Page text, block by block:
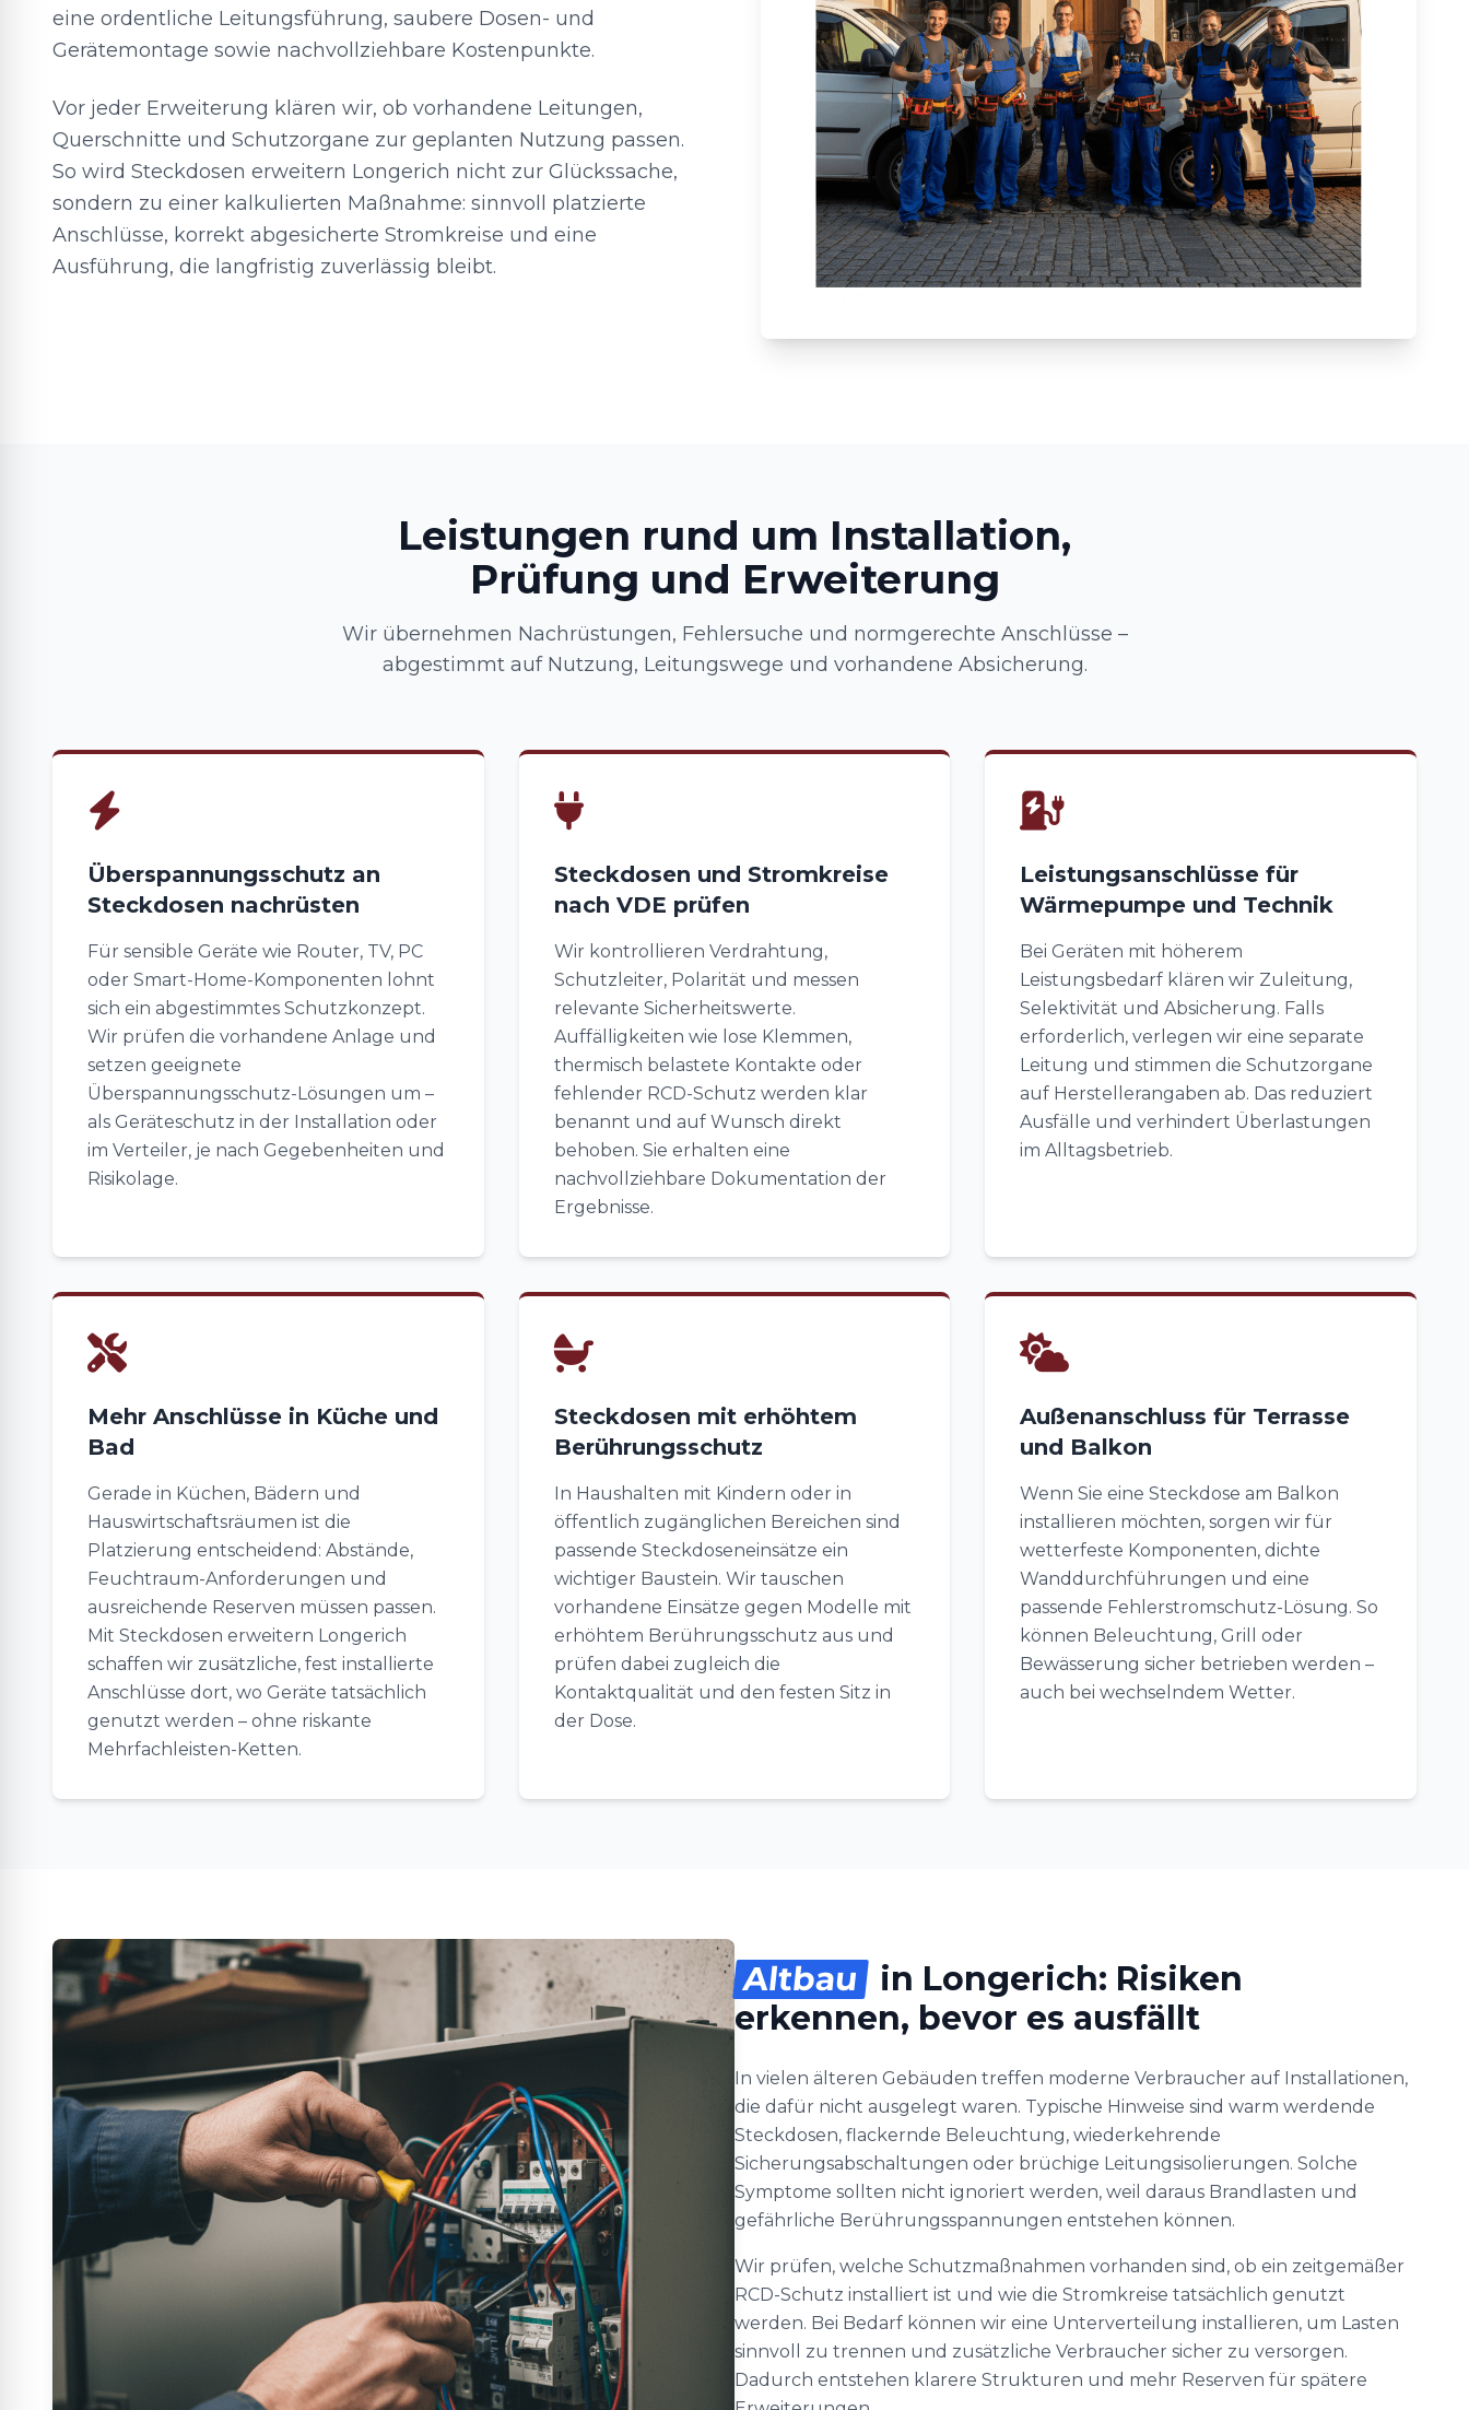
eine ordentliche Leitungsführung, saubere Dosen- und
Gerätemontage sowie nachvollziehbare Kostenpunkte.
Vor jeder Erweiterung klären wir, ob vorhandene Leitungen,
Querschnitte und Schutzorgane zur geplanten Nutzung passen.
So wird Steckdosen erweitern Longerich nicht zur Glückssache,
sondern zu einer kalkulierten Maßnahme: sinnvoll platzierte
Anschlüsse, korrekt abgesicherte Stromkreise und eine
Ausführung, die langfristig zuverlässig bleibt.
Leistungen rund um Installation,
Prüfung und Erweiterung
Wir übernehmen Nachrüstungen, Fehlersuche und normgerechte Anschlüsse –
abgestimmt auf Nutzung, Leitungswege und vorhandene Absicherung.
Überspannungsschutz an
Steckdosen nachrüsten
Für sensible Geräte wie Router, TV, PC
oder Smart-Home-Komponenten lohnt
sich ein abgestimmtes Schutzkonzept.
Wir prüfen die vorhandene Anlage und
setzen geeignete
Überspannungsschutz-Lösungen um –
als Geräteschutz in der Installation oder
im Verteiler, je nach Gegebenheiten und
Risikolage.
Steckdosen und Stromkreise
nach VDE prüfen
Wir kontrollieren Verdrahtung,
Schutzleiter, Polarität und messen
relevante Sicherheitswerte.
Auffälligkeiten wie lose Klemmen,
thermisch belastete Kontakte oder
fehlender RCD-Schutz werden klar
benannt und auf Wunsch direkt
behoben. Sie erhalten eine
nachvollziehbare Dokumentation der
Ergebnisse.
Leistungsanschlüsse für
Wärmepumpe und Technik
Bei Geräten mit höherem
Leistungsbedarf klären wir Zuleitung,
Selektivität und Absicherung. Falls
erforderlich, verlegen wir eine separate
Leitung und stimmen die Schutzorgane
auf Herstellerangaben ab. Das reduziert
Ausfälle und verhindert Überlastungen
im Alltagsbetrieb.
Mehr Anschlüsse in Küche und
Bad
Gerade in Küchen, Bädern und
Hauswirtschaftsräumen ist die
Platzierung entscheidend: Abstände,
Feuchtraum-Anforderungen und
ausreichende Reserven müssen passen.
Mit Steckdosen erweitern Longerich
schaffen wir zusätzliche, fest installierte
Anschlüsse dort, wo Geräte tatsächlich
genutzt werden – ohne riskante
Mehrfachleisten-Ketten.
Steckdosen mit erhöhtem
Berührungsschutz
In Haushalten mit Kindern oder in
öffentlich zugänglichen Bereichen sind
passende Steckdoseneinsätze ein
wichtiger Baustein. Wir tauschen
vorhandene Einsätze gegen Modelle mit
erhöhtem Berührungsschutz aus und
prüfen dabei zugleich die
Kontaktqualität und den festen Sitz in
der Dose.
Außenanschluss für Terrasse
und Balkon
Wenn Sie eine Steckdose am Balkon
installieren möchten, sorgen wir für
wetterfeste Komponenten, dichte
Wanddurchführungen und eine
passende Fehlerstromschutz-Lösung. So
können Beleuchtung, Grill oder
Bewässerung sicher betrieben werden –
auch bei wechselndem Wetter.
Altbau
in Longerich: Risiken
erkennen, bevor es ausfällt
In vielen älteren Gebäuden treffen moderne Verbraucher auf Installationen,
die dafür nicht ausgelegt waren. Typische Hinweise sind warm werdende
Steckdosen, flackernde Beleuchtung, wiederkehrende
Sicherungsabschaltungen oder brüchige Leitungsisolierungen. Solche
Symptome sollten nicht ignoriert werden, weil daraus Brandlasten und
gefährliche Berührungsspannungen entstehen können.
Wir prüfen, welche Schutzmaßnahmen vorhanden sind, ob ein zeitgemäßer
RCD-Schutz installiert ist und wie die Stromkreise tatsächlich genutzt
werden. Bei Bedarf können wir eine Unterverteilung installieren, um Lasten
sinnvoll zu trennen und zusätzliche Verbraucher sicher zu versorgen.
Dadurch entstehen klarere Strukturen und mehr Reserven für spätere